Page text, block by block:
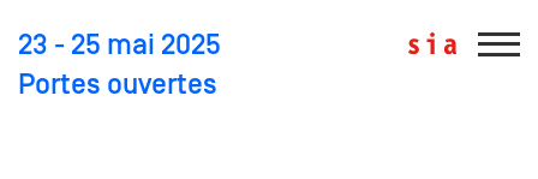
23 - 25 mai 2025
Portes ouvertes